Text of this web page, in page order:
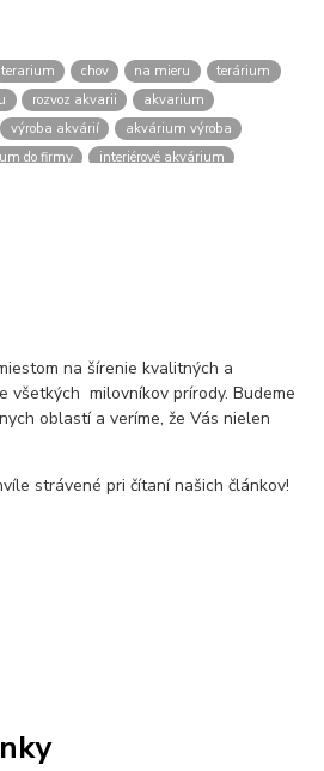
terarium chov na mieru
terárium
rozvoz akvarii
akvarium
výroba akvárií
akvárium výroba
do firmy
interiérové akvárium
stepná
želva
korytnačky
akvarium dovoz
rozvoz akvarií
na šírenie kvalitných a
všetkých milovníkov prírody. Budeme
oblastí a veríme, že Vás nielen
strávené pri čítaní našich článkov!